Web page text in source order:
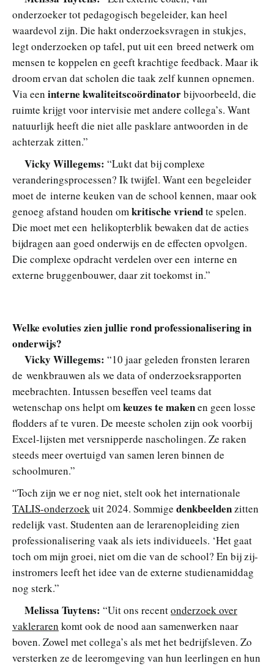
onderzoeker tot pedagogisch begeleider, kan heel
waardevol zijn. Die hakt onderzoeksvragen in stukjes,
legt onderzoeken op tafel, put uit een breed netwerk om
mensen te koppelen en geeft krachtige feedback. Maar ik
droom ervan dat scholen die taak zelf kunnen opnemen.
Via een interne kwaliteitscoördinatorbijvoorbeeld, die
ruimte krijgt voor intervisie met andere collega’s. Want
natuurlijk heeft die niet alle pasklare antwoorden in de
achterzak zitten.”
Vicky Willegems: “Lukt dat bij complexe
veranderingsprocessen? Ik twijfel. Want een begeleider
moet de interne keuken van de school kennen, maar ook
genoeg afstand houden omkritische vriendte spelen.
Die moet met een helikopterblik bewaken dat de acties
bijdragen aan goed onderwijs en de effecten opvolgen.
Die complexe opdracht verdelen over een interne en
externe bruggenbouwer, daar zit toekomst in.”
Welke evoluties zien jullie rond professionalisering in
onderwijs?
Vicky Willegems: “10 jaar geleden fronsten leraren
de wenkbrauwen als we data of onderzoeksrapporten
meebrachten. Intussen beseffen veel teams dat
wetenschap ons helpt omkeuzes te makenen geen losse
flodders af te vuren. De meeste scholen zijn ook voorbij
Excel-lijsten met versnipperde nascholingen. Ze raken
steeds meer overtuigd van samen leren binnen de
schoolmuren.”
“Toch zijn we er nog niet, stelt ook het internationale
TALIS-onderzoekuit 2024. Sommige denkbeeldenzitten
redelijk vast. Studenten aan de lerarenopleiding zien
professionalisering vaak als iets individueels. ‘Het gaat
toch om mijn groei, niet om die van de school? En bij zij-
instromers leeft het idee van de externe studienamiddag
nog sterk.”
Melissa Tuytens: “Uit ons recentonderzoek over
vakleraren komt ook de nood aan samenwerken naar
boven. Zowel met collega’s als met het bedrijfsleven. Zo
versterken ze de leeromgeving van hun leerlingen en hun